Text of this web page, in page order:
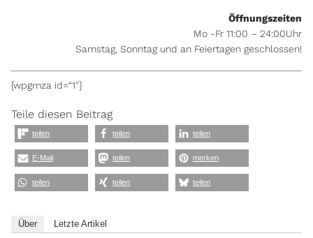
Öffnungszeiten
Mo -Fr 11:00 – 24:00Uhr
Samstag, Sonntag und an Feiertagen geschlossen!
[wpgmza id=“1″]
Teile diesen Beitrag
teilen teilen teilen
E-Mail teilen merken
teilen teilen teilen
Über Letzte Artikel